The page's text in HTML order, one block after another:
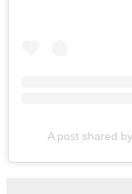
A post shared